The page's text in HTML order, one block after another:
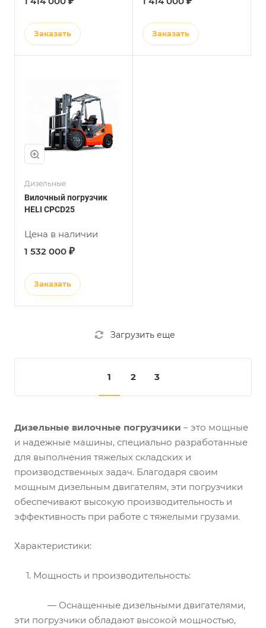
Заказать Заказать
Дизельные
Вилочный погрузчик
HELI CPCD25
Цена в наличии
1 532 000 ₽
Заказать
Загрузить еще
1 2 3
Дизельные вилочные погрузчики – это мощные
и надежные машины, специально разработанные
для выполнения тяжелых складских и
производственных задач. Благодаря своим
мощным дизельным двигателям, эти погрузчики
обеспечивают высокую производительность и
эффективность при работе с тяжелыми грузами.
Характеристики:
1. Мощность и производительность:
— Оснащенные дизельными двигателями,
эти погрузчики обладают высокой мощностью,